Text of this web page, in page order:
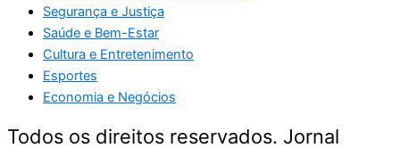
Segurança e Justiça
Saúde e Bem-Estar
Cultura e Entretenimento
Esportes
Economia e Negócios
Todos os direitos reservados. Jornal